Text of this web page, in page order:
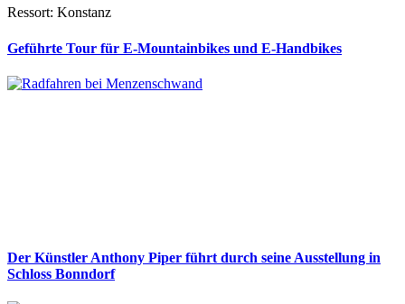
Ressort: Konstanz
Geführte Tour für E-Mountainbikes und E-Handbikes
Der Künstler Anthony Piper führt durch seine Ausstellung in
Schloss Bonndorf